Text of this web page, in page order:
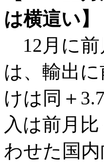
は横這い】
12月に前
は、輸出
けは同＋
入は前月
わせた国